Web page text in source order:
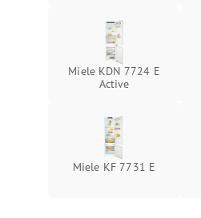
Miele KDN 7724 E
Active
Miele KF 7731 E